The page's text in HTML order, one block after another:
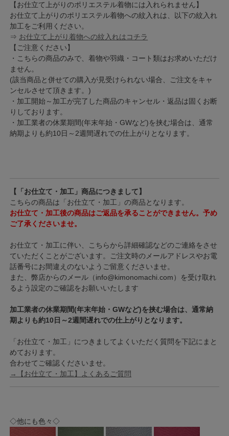
【お仕立て上がりのポリエステル着物には入れられません】
お仕立て上がりのポリエステル着物への紋入れは、以下の紋入れ
加工をご利用ください。
⇒ お仕立て上がり着物への紋入れはコチラ
【ご注意ください】
・こちらの商品のみで、着物や羽織・コート類はお求めいただけ
ません。
(該当商品と併せての購入が見受けられない場合、ご注文をキャ
ンセルさせて頂きます。)
・加工開始～加工が完了した商品のキャンセル・返品は固くお断
りしております。
・加工業者の休業期間(年末年始・GWなど)を挟む場合は、通常
納期よりも約10日～2週間遅れでの仕上がりとなります。
【「お仕立て・加工」商品につきまして】
こちらの商品は「お仕立て・加工」の商品となります。
お仕立て・加工後の商品はご返品を承ることができません。予め
ご了承くださいませ。
お仕立て・加工に伴い、こちらから詳細確認などのご連絡をさせ
ていただくことがございます。ご注文時のメールアドレスやお電
話番号にお間違えのないようご留意くださいませ。
また、弊店からのメール（info@kimonomachi.com）を受け取れ
るよう設定のご確認をお願いいたします
加工業者の休業期間(年末年始・GWなど)を挟む場合は、通常納
期よりも約10日～2週間遅れでの仕上がりとなります。
「お仕立て・加工」につきましてよくいただく質問を下記にまと
めております。
合わせてご確認くださいませ。
→【お仕立て・加工】よくあるご質問
◇他にも色々◇